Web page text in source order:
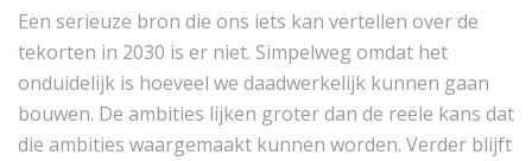
Een serieuze bron die ons iets kan vertellen over de
tekorten in 2030 is er niet. Simpelweg omdat het
onduidelijk is hoeveel we daadwerkelijk kunnen gaan
bouwen. De ambities lijken groter dan de reële kans dat
die ambities waargemaakt kunnen worden. Verder blijft